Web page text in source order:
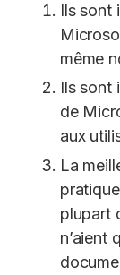
Ils sont
même
Ils sont
de
aux
La
plupart
n’aient